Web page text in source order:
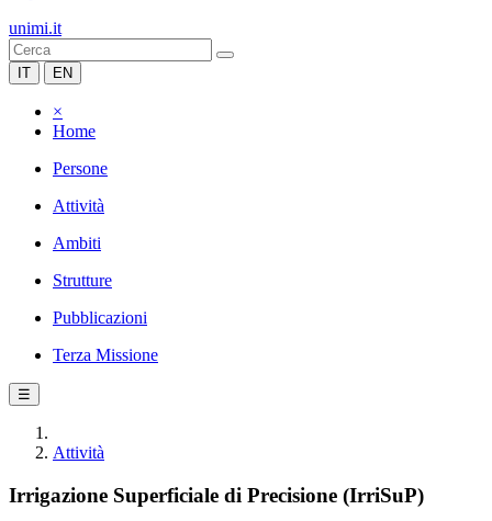
unimi.it
IT EN
×
Home
Persone
Attività
Ambiti
Strutture
Pubblicazioni
Terza Missione
☰
Attività
Irrigazione Superficiale di Precisione (IrriSuP)